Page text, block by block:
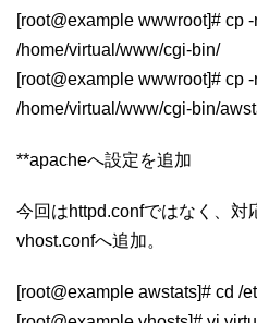
[root@example wwwroot]# cp
/home/virtual/www/cgi-bin/
[root@example wwwroot]# cp
/home/virtual/www/cgi-bin/
**apacheへ設定を追加
今回はhttpd.confではなく、対
vhost.confへ追加。
[root@example awstats]# cd /